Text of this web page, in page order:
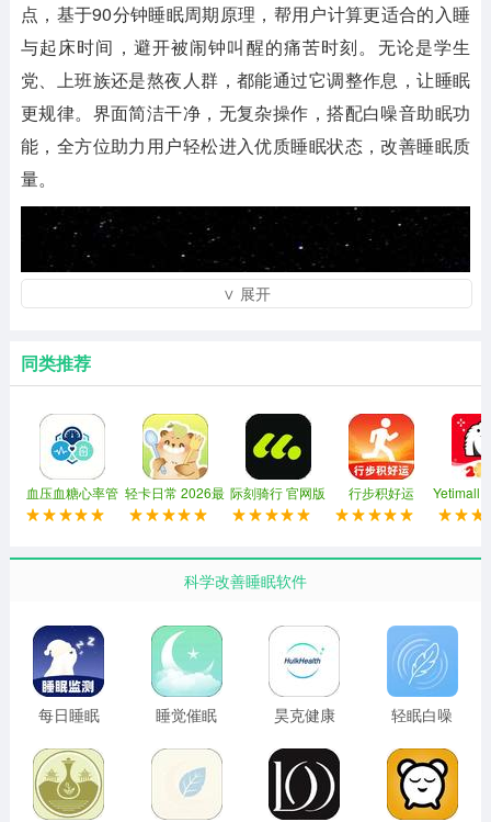
点，基于90分钟睡眠周期原理，帮用户计算更适合的入睡
与起床时间，避开被闹钟叫醒的痛苦时刻。无论是学生
党、上班族还是熬夜人群，都能通过它调整作息，让睡眠
更规律。界面简洁干净，无复杂操作，搭配白噪音助眠功
能，全方位助力用户轻松进入优质睡眠状态，改善睡眠质
量。
∨ 展开
同类推荐
血压血糖心率管
家
轻卡日常 2026最
新版
际刻骑行 官网版 行步积好运
Yetimall
版
科学改善睡眠软件
每日睡眠
睡觉催眠
昊克健康
轻眠白噪